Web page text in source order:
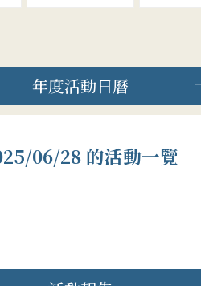
年度活動日曆
06/28 的活動一覽